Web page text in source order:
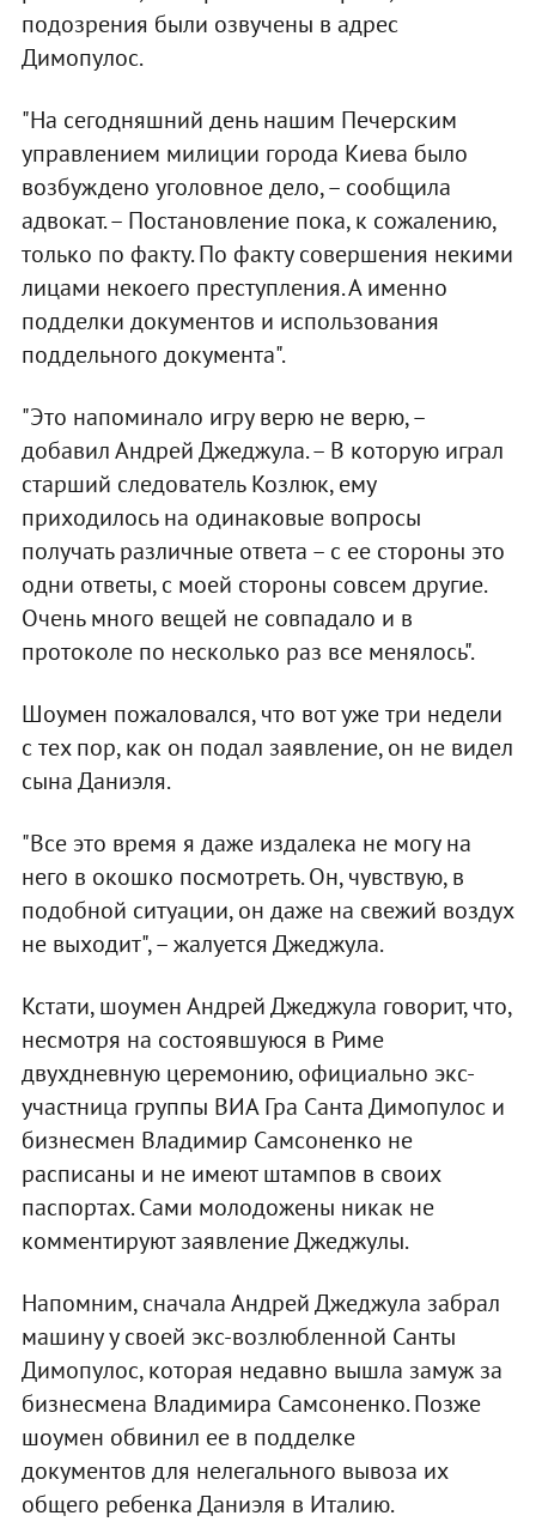
подозрения были озвучены в адрес
Димопулос.
"На сегодняшний день нашим Печерским
управлением милиции города Киева было
возбуждено уголовное дело, – сообщила
адвокат. – Постановление пока, к сожалению,
только по факту. По факту совершения некими
лицами некоего преступления. А именно
подделки документов и использования
поддельного документа".
"Это напоминало игру верю не верю, –
добавил Андрей Джеджула. – В которую играл
старший следователь Козлюк, ему
приходилось на одинаковые вопросы
получать различные ответа – с ее стороны это
одни ответы, с моей стороны совсем другие.
Очень много вещей не совпадало и в
протоколе по несколько раз все менялось".
Шоумен пожаловался, что вот уже три недели
с тех пор, как он подал заявление, он не видел
сына Даниэля.
"Все это время я даже издалека не могу на
него в окошко посмотреть. Он, чувствую, в
подобной ситуации, он даже на свежий воздух
не выходит", – жалуется Джеджула.
Кстати, шоумен Андрей Джеджула говорит, что,
несмотря на состоявшуюся в Риме
двухдневную церемонию, официально экс-
участница группы ВИА Гра Санта Димопулос и
бизнесмен Владимир Самсоненко не
расписаны и не имеют штампов в своих
паспортах. Сами молодожены никак не
комментируют заявление Джеджулы.
Напомним, сначала Андрей Джеджула забрал
машину у своей экс-возлюбленной Санты
Димопулос, которая недавно вышла замуж за
бизнесмена Владимира Самсоненко. Позже
шоумен обвинил ее в подделке
документов для нелегального вывоза их
общего ребенка Даниэля в Италию.